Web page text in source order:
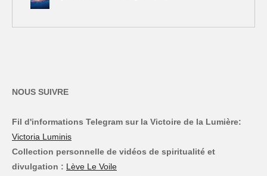
NOUS SUIVRE
Fil d'informations Telegram sur la Victoire de la Lumière:
Victoria Luminis
Collection personnelle de vidéos de spiritualité et
divulgation : Lève Le Voile